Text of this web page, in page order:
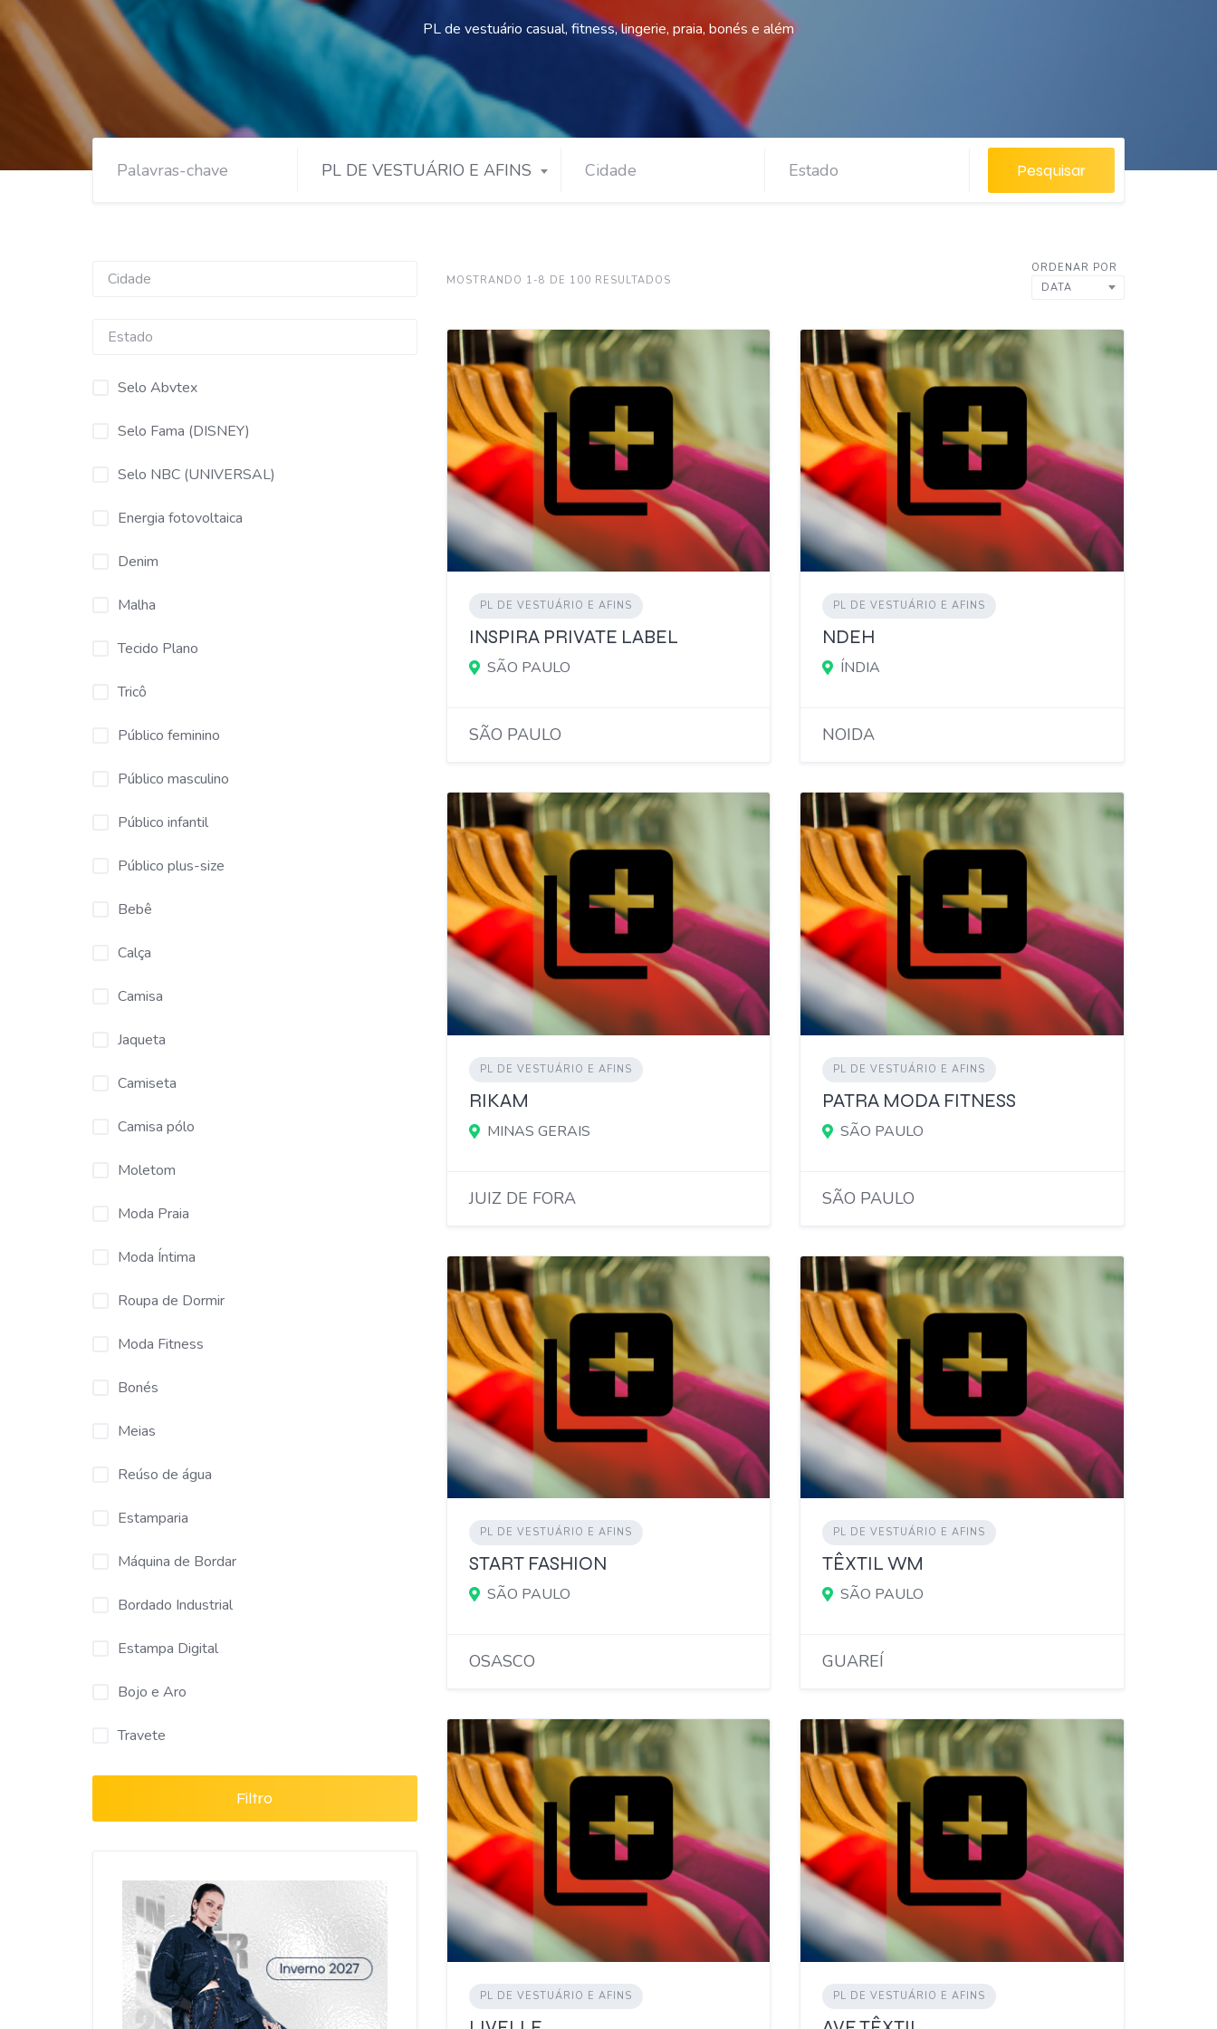
PL de vestuário casual, fitness, lingerie, praia, bonés e além
PL DE VESTUÁRIO E AFINS Pesquisar
Selo Abvtex
Selo Fama (DISNEY)
Selo NBC (UNIVERSAL)
Energia fotovoltaica
Denim
Malha
Tecido Plano
Tricô
Público feminino
Público masculino
Público infantil
Público plus-size
Bebê
Calça
Camisa
Jaqueta
Camiseta
Camisa pólo
Moletom
Moda Praia
Moda Íntima
Roupa de Dormir
Moda Fitness
Bonés
Meias
Reúso de água
Estamparia
Máquina de Bordar
Bordado Industrial
Estampa Digital
Bojo e Aro
Travete
Filtro
MOSTRANDO 1-8 DE 100 RESULTADOS
ORDENAR POR
DATA
PL DE VESTUÁRIO E AFINS
INSPIRA PRIVATE LABEL
SÃO PAULO
SÃO PAULO
PL DE VESTUÁRIO E AFINS
NDEH
ÍNDIA
NOIDA
PL DE VESTUÁRIO E AFINS
RIKAM
MINAS GERAIS
JUIZ DE FORA
PL DE VESTUÁRIO E AFINS
PATRA MODA FITNESS
SÃO PAULO
SÃO PAULO
PL DE VESTUÁRIO E AFINS
START FASHION
SÃO PAULO
OSASCO
PL DE VESTUÁRIO E AFINS
TÊXTIL WM
SÃO PAULO
GUAREÍ
PL DE VESTUÁRIO E AFINS PL DE VESTUÁRIO E AFINS